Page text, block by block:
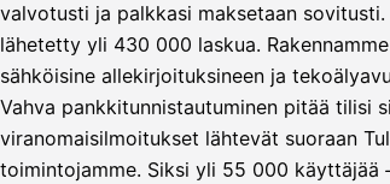
valvotusti ja palkkasi maksetaan
lähetetty yli 430 000 laskua.
sähköisine allekirjoituksineen ja
Vahva pankkitunnistautuminen pitää tilisi
viranomaisilmoitukset lähtevät suoraan
toimintojamme. Siksi yli 55 000
Avustaja
Hei! Miten voin